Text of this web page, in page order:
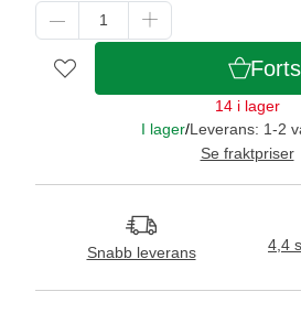
14 i lager
I lager/Leverans: 1-2
Se fraktpriser
Snabb leverans 4,4